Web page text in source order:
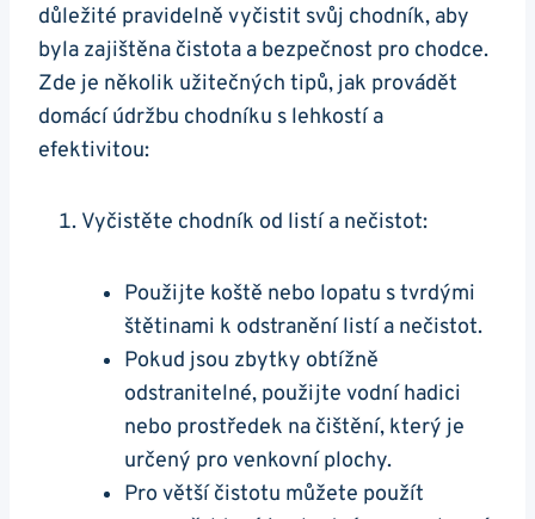
důležité pravidelně vyčistit svůj chodník, aby
byla zajištěna ⁣čistota‍ a bezpečnost ⁤pro chodce.
‌Zde je několik užitečných‍ tipů, jak provádět
domácí‌ údržbu chodníku s lehkostí a
efektivitou:
Vyčistěte ‍chodník od listí a nečistot:
Použijte koště nebo lopatu ⁣s tvrdými
⁢štětinami k odstranění listí ‍a nečistot.
Pokud jsou zbytky obtížně
odstranitelné, použijte vodní hadici
nebo prostředek na čištění, který ⁣je
určený pro ​venkovní plochy.
Pro větší čistotu můžete použít